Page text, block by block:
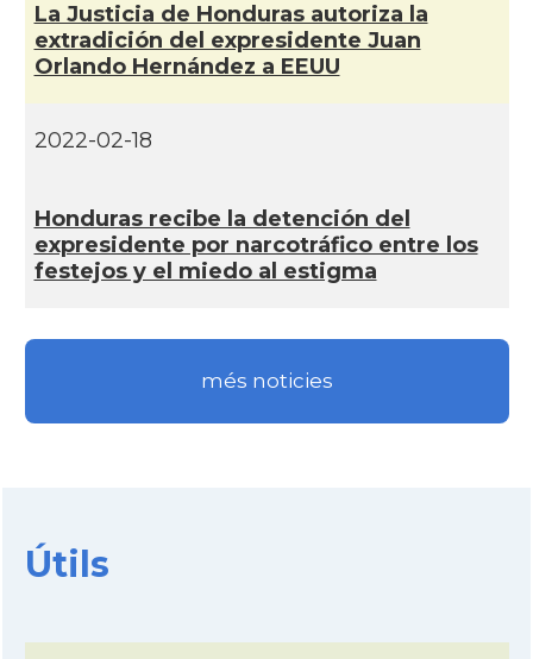
La Justicia de Honduras autoriza la
extradición del expresidente Juan
Orlando Hernández a EEUU
2022-02-18
Honduras recibe la detención del
expresidente por narcotráfico entre los
festejos y el miedo al estigma
més noticies
Útils